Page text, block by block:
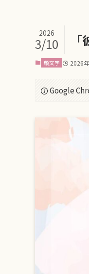
2026
3/10
顔文字 2026
Google